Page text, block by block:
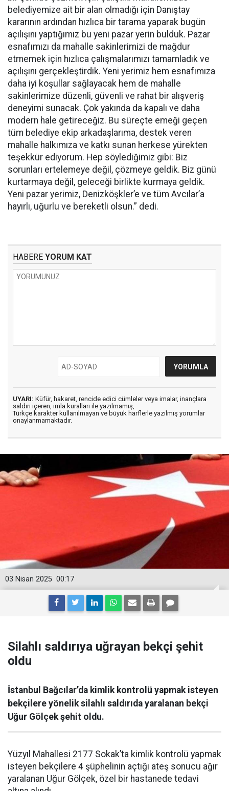
belediyemize ait bir alan olmadığı için Danıştay
kararının ardından hızlıca bir tarama yaparak bugün
açılışını yaptığımız bu yeni pazar yerin bulduk. Pazar
esnafımızı da mahalle sakinlerimizi de mağdur
etmemek için hızlıca çalışmalarımızı tamamladık ve
açılışını gerçekleştirdik. Yeni yerimiz hem esnafımıza
daha iyi koşullar sağlayacak hem de mahalle
sakinlerimize düzenli, güvenli ve rahat bir alışveriş
deneyimi sunacak. Çok yakında da kapalı ve daha
modern hale getireceğiz. Bu süreçte emeği geçen
tüm belediye ekip arkadaşlarıma, destek veren
mahalle halkımıza ve katkı sunan herkese yürekten
teşekkür ediyorum. Hep söylediğimiz gibi: Biz
sorunları ertelemeye değil, çözmeye geldik. Biz günü
kurtarmaya değil, geleceği birlikte kurmaya geldik.
Yeni pazar yerimiz, Denizköşkler’e ve tüm Avcılar’a
hayırlı, uğurlu ve bereketli olsun.” dedi.
HABERE YORUM KAT
UYARI: Küfür, hakaret, rencide edici cümleler veya imalar, inançlara
saldırı içeren, imla kuralları ile yazılmamış,
Türkçe karakter kullanılmayan ve büyük harflerle yazılmış yorumlar
onaylanmamaktadır.
00:17
03 Nisan 2025
Silahlı saldırıya uğrayan bekçi şehit
oldu
İstanbul Bağcılar’da kimlik kontrolü yapmak isteyen
bekçilere yönelik silahlı saldırıda yaralanan bekçi
Uğur Gölçek şehit oldu.
Yüzyıl Mahallesi 2177 Sokak’ta kimlik kontrolü yapmak
isteyen bekçilere 4 şüphelinin açtığı ateş sonucu ağır
yaralanan Uğur Gölçek, özel bir hastanede tedavi